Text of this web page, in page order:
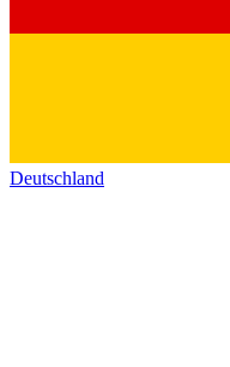
Deutschland